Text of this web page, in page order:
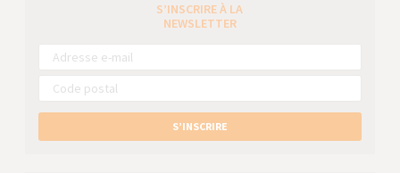
S’INSCRIRE À LA
NEWSLETTER
S’INSCRIRE